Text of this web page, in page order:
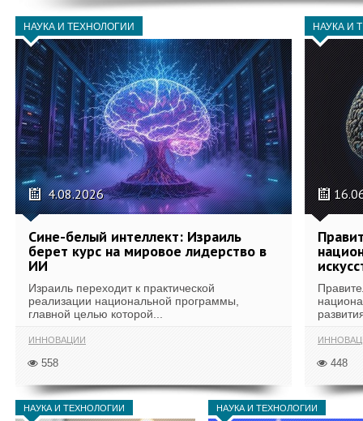
НАУКА И ТЕХНОЛОГИИ
4.08.2026
Сине-белый интеллект: Израиль
берет курс на мировое лидерство в
ИИ
Израиль переходит к практической
реализации национальной программы,
главной целью которой...
ИННОВАЦИИ
558
НАУКА И
448
НАУКА И ТЕХНОЛОГИИ НАУКА И ТЕХНОЛОГИИ